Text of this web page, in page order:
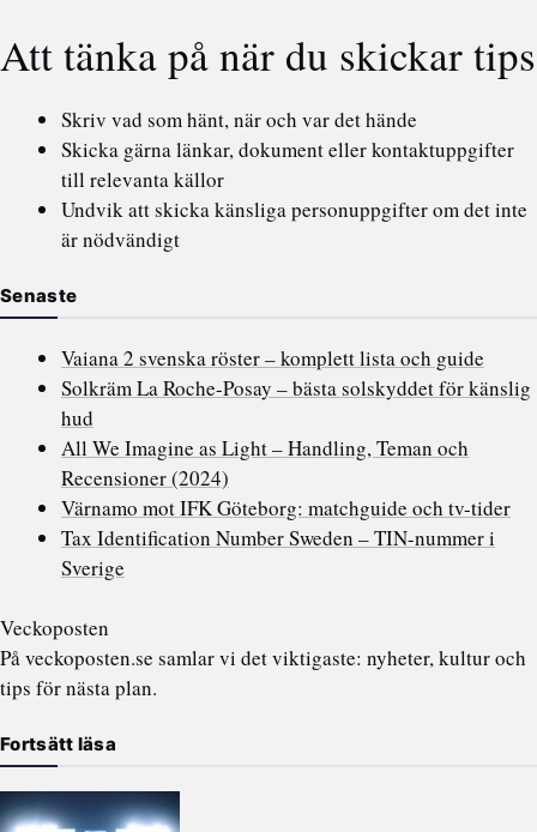
Att tänka på när du skickar tips
Skriv vad som hänt, när och var det hände
Skicka gärna länkar, dokument eller kontaktuppgifter
till relevanta källor
Undvik att skicka känsliga personuppgifter om det inte
är nödvändigt
Senaste
Vaiana 2 svenska röster – komplett lista och guide
Solkräm La Roche-Posay – bästa solskyddet för känslig
hud
All We Imagine as Light – Handling, Teman och
Recensioner (2024)
Värnamo mot IFK Göteborg: matchguide och tv-tider
Tax Identification Number Sweden – TIN-nummer i
Sverige
Veckoposten
På veckoposten.se samlar vi det viktigaste: nyheter, kultur och
tips för nästa plan.
Fortsätt läsa